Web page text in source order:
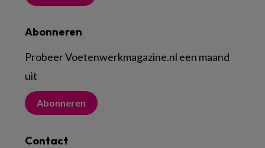
Abonneren
Probeer Voetenwerkmagazine.nl een maand
uit
Abonneren
Contact